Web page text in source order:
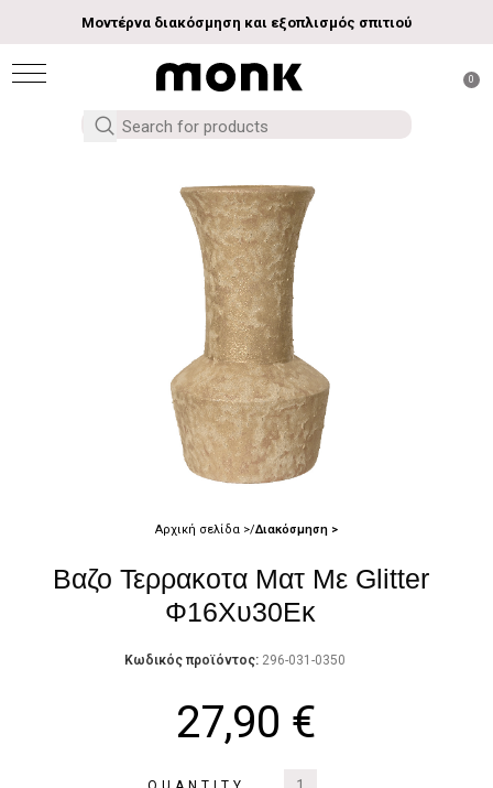
Μοντέρνα διακόσμηση και εξοπλισμός σπιτιού
0
Αρχική σελίδα Διακόσμηση
Βαζο Τερρακοτα Ματ Με Glitter
Φ16Χυ30Εκ
Κωδικός προϊόντος: 296-031-0350
27,90 €